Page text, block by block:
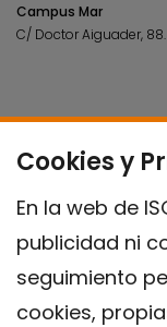
Cookies y
En la web de
publicidad ni
seguimiento
cookies,
Campus Mar
C/ Doctor Aiguader,